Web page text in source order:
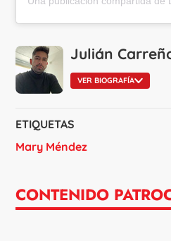
Julián
VER BIOGRAFÍA
ETIQUETAS
Mary Méndez
CONTENIDO